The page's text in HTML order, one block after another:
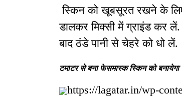
स्किन को खूबसूरत रखने के
डालकर मिक्सी में ग्राइंड कर
बाद ठंडे पानी से चेहरे को धो लें.
टमाटर से बना फेसमास्क स्किन को बनायेगा
https://lagatar.in/wp-